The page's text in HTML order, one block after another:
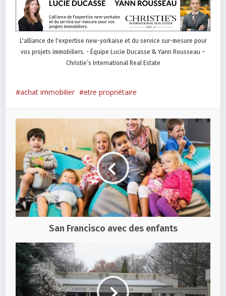
L'alliance de l'expertise new-yorkaise et du service sur-mesure pour
vos projets immobiliers. - Équipe Lucie Ducasse & Yann Rousseau –
Christie’s International Real Estate
achat immobilier etre propriétaire
San Francisco avec des enfants